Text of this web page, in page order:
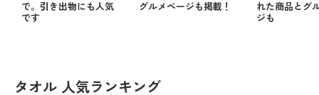
で。引き出物にも人気
です
グルメページも掲載！
れた商品とグ
ジも
タオル 人気ランキング